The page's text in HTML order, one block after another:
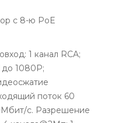
c 8-ю PoE
1 канал RCA;
до 1080Р;
поток 60
с. Разрешение